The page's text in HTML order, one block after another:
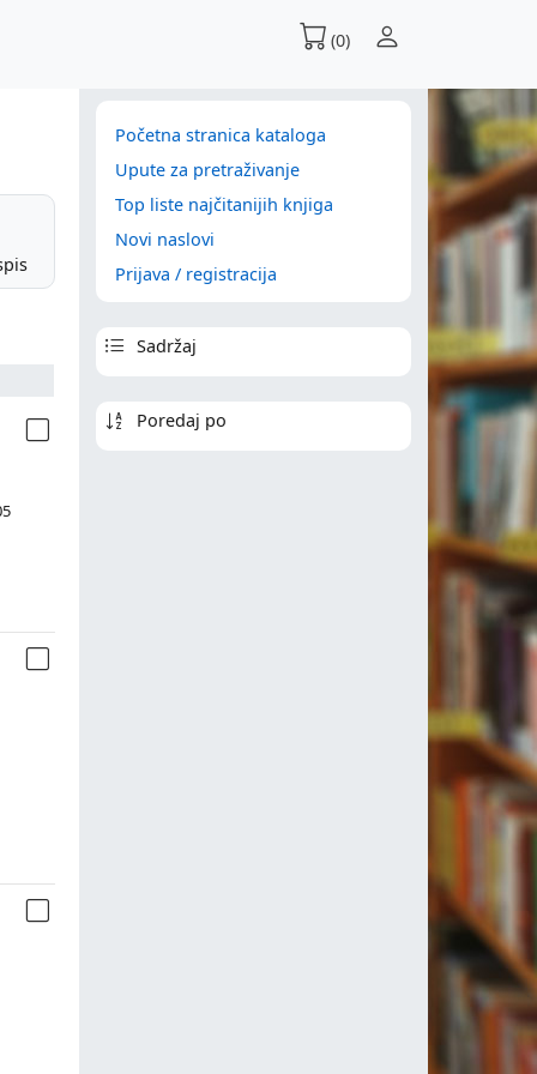
(0)
Početna stranica kataloga
Upute za pretraživanje
Top liste najčitanijih knjiga
Novi naslovi
Prijava / registracija
Sadržaj
Poredaj po